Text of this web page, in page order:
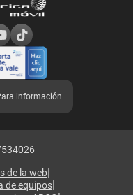
información
de la web|
de equipos|